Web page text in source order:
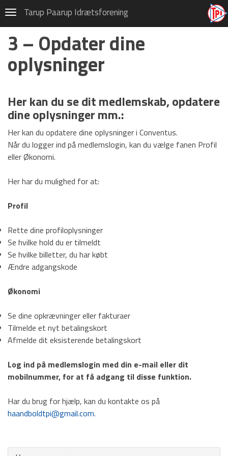
NavigationTarup Paarup Idrætsforening
Håndbold
Indmeldelse
1 – Indmeldelse i håndbold
2 – Genaktivér medlemskab
4 – Udmeldelse
5 – Frivilligregistrering i
håndbold
Om TPI Håndbold
Trænere i TPI Håndbold
Træningstider
Børne- og ungdom
Dame Senior
Herre Senior
Sponsorer
Kontakt
HOVEDMENU
Hovedafdeling
Badminton
3 – Opdater dine
oplysninger
Her kan du se dit medlemskab, opdatere
dine oplysninger mm.:
Her kan du opdatere dine oplysninger i Conventus.
Når du logger ind på medlemslogin, kan du vælge fanen Profil
eller Økonomi.
Her har du mulighed for at:
Profil
Rette dine profiloplysninger
Se hvilke hold du er tilmeldt
Se hvilke billetter, du har købt
Ændre adgangskode
Økonomi
Se dine opkrævninger eller fakturaer
Tilmelde et nyt betalingskort
Afmelde dit eksisterende betalingskort
Log ind på medlemslogin med din e-mail eller dit
mobilnummer, for at få adgang til disse funktion.
Har du brug for hjælp, kan du kontakte os på
haandboldtpi@gmail.com.